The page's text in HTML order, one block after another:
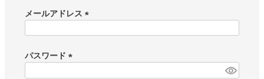
メールアドレス
)
パスワード